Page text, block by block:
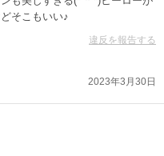
そこもいい♪
違反を報告する
2023年3月30日